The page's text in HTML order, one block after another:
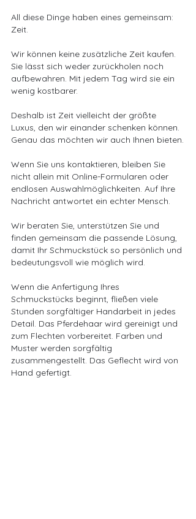
All diese Dinge haben eines gemeinsam:
Zeit.
Wir können keine zusätzliche Zeit kaufen.
Sie lässt sich weder zurückholen noch
aufbewahren. Mit jedem Tag wird sie ein
wenig kostbarer.
Deshalb ist Zeit vielleicht der größte
Luxus, den wir einander schenken können.
Genau das möchten wir auch Ihnen bieten.
Wenn Sie uns kontaktieren, bleiben Sie
nicht allein mit Online-Formularen oder
endlosen Auswahlmöglichkeiten. Auf Ihre
Nachricht antwortet ein echter Mensch.
Wir beraten Sie, unterstützen Sie und
finden gemeinsam die passende Lösung,
damit Ihr Schmuckstück so persönlich und
bedeutungsvoll wie möglich wird.
Wenn die Anfertigung Ihres
Schmuckstücks beginnt, fließen viele
Stunden sorgfältiger Handarbeit in jedes
Detail. Das Pferdehaar wird gereinigt und
zum Flechten vorbereitet. Farben und
Muster werden sorgfältig
zusammengestellt. Das Geflecht wird von
Hand gefertigt.